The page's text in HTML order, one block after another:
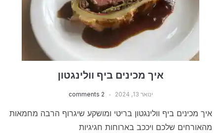
איך מכינים ביף וולינגטון
ינואר 13, 2024 2 comments
איך מכינים ביף וולינגטון בריטי ומושקע שיגרוף הרבה מחמאות
מהאורחים שלכם ויככב בארוחות חגיגיות